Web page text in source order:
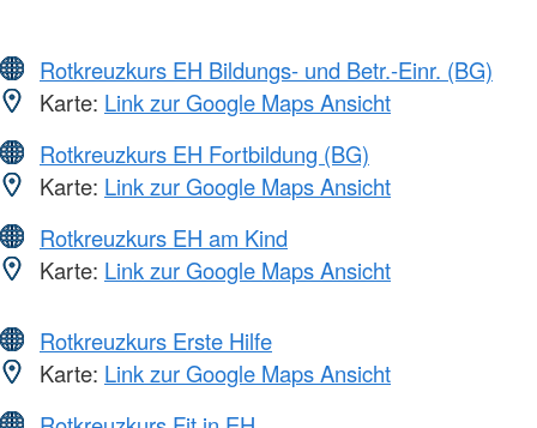
Rotkreuzkurs EH Bildungs- und Betr.-Einr. (BG)
Karte: Link zur Google Maps Ansicht
Rotkreuzkurs EH Fortbildung (BG)
Karte: Link zur Google Maps Ansicht
Rotkreuzkurs EH am Kind
Karte: Link zur Google Maps Ansicht
Rotkreuzkurs Erste Hilfe
Karte: Link zur Google Maps Ansicht